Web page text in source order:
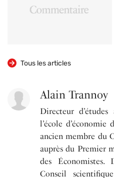
Tous les articles
Alain Trannoy
Directeur
l’école d’économie
ancien membre du
auprès du Premier
des
Conseil